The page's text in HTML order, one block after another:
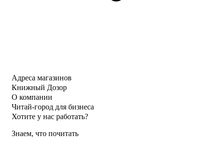
Адреса магазинов
Книжный Дозор
О компании
Читай-город для бизнеса
Хотите у нас работать?
Знаем, что почитать